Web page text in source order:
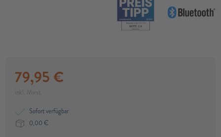
79,95 €
inkl. Mwst.
Sofort verfügbar
0,00 €